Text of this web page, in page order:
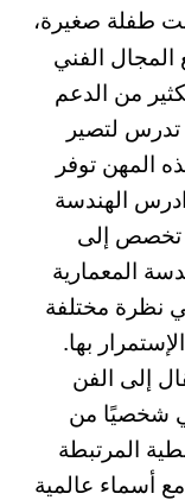
طفلة صغيرة،
المجال الفني
من الدعم
تدرس لتصير
المهن توفر
الهندسة
تخصص إلى
المعمارية
نظرة مختلفة
بها.
إلى الفن
شخصيًا من
المرتبطة
أسماء عالمية